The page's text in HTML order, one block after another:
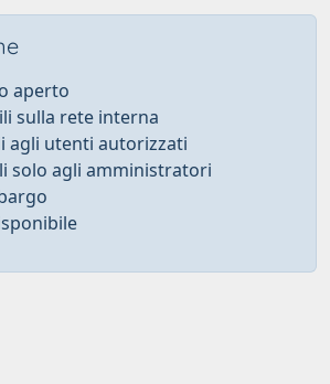
aperto
sulla rete interna
agli utenti autorizzati
solo agli amministratori